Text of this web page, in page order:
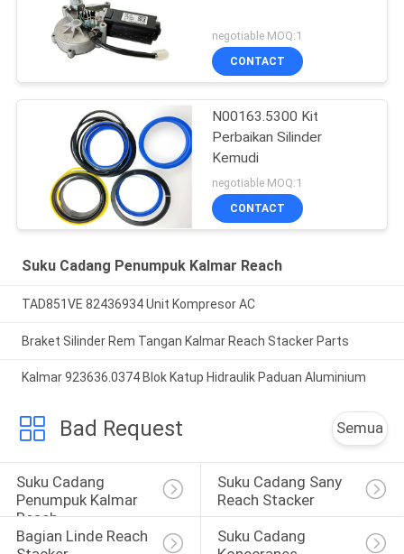
negotiable MOQ:1
CONTACT
N00163.5300 Kit
Perbaikan Silinder
Kemudi
negotiable MOQ:1
CONTACT
Suku Cadang Penumpuk Kalmar Reach
TAD851VE 82436934 Unit Kompresor AC
Braket Silinder Rem Tangan Kalmar Reach Stacker Parts
Kalmar 923636.0374 Blok Katup Hidraulik Paduan Aluminium
Bad Request Semua
Suku Cadang
Penumpuk Kalmar
Reach
Suku Cadang Sany
Reach Stacker
Bagian Linde Reach
Suku Cadang